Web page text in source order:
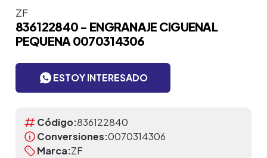
ZF
836122840 - ENGRANAJE CIGUENAL
PEQUENA 0070314306
ESTOY INTERESADO
Código:836122840
Conversiones:0070314306
Marca:ZF